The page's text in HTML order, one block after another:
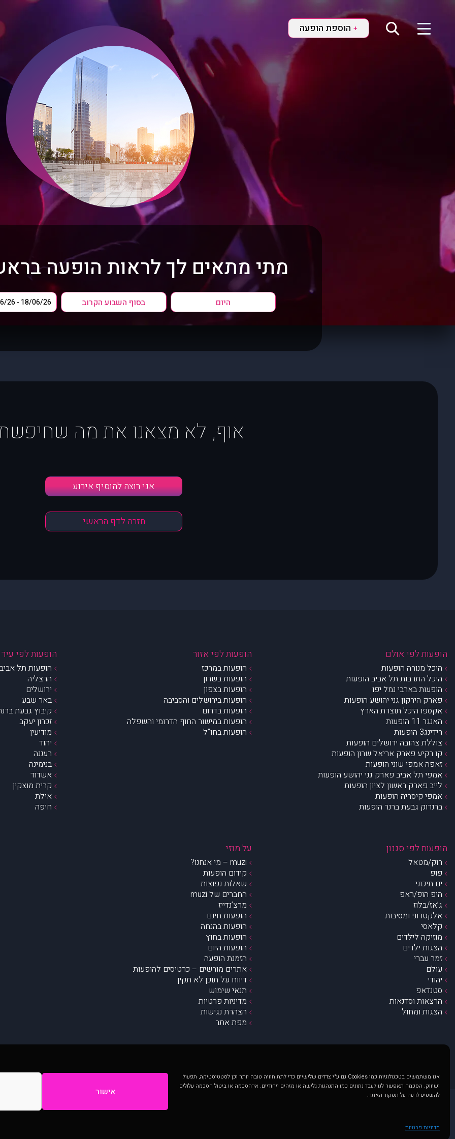
אנו משתמשים בטכנולוגיות כמו Cookies גם ע"י צדדים שלישיים כדי לתת חוויה טובה יותר וכן לסטטיסטיקה, תפעול
ושיווק. הסכמה תאפשר לנו לעבד נתונים כמו התנהגות גלישה או מזהים ייחודיים. אי־הסכמה או ביטול הסכמה עלולים
להשפיע לרעה על תפקוד האתר.
אישור
מדיניות פרטיות
+ הוספת הופעה
מתי מתאים לך לראות הופעה
היום בסוף השבוע הקרוב
אוף, לא מצאנו את מה
אני רוצה להוסיף אירוע
חזרה לדף הראשי
הופעות לפי אולם
היכל מנורה הופעות
היכל התרבות תל אביב הופעות
הופעות בארבי נמל יפו
פארק הירקון גני יהושע הופעות
אקספו היכל תוצרת הארץ
האנגר 11 הופעות
רידינג3 הופעות
צוללת צהובה ירושלים הופעות
קו רקיע פארק אריאל שרון הופעות
זאפה אמפי שוני הופעות
אמפי תל אביב פארק גני יהושע הופעות
לייב פארק ראשון לציון הופעות
אמפי קיסריה הופעות
ברנרוק גבעת ברנר הופעות
הופעות לפי אזור
הופעות במרכז
הופעות בשרון
הופעות בצפון
הופעות בירושלים והסביבה
הופעות בדרום
הופעות במישור החוף הדרומי והשפלה
הופעות בחו”ל
הופעות לפי עיר
הופעות תל
הרצליה
ירושלים
באר שבע
קיבוץ גבעת
זכרון יעקב
מודיעין
יהוד
רעננה
בנימינה
אשדוד
קרית מוצקין
אילת
חיפה
הופעות לפי סגנון
רוק/מטאל
פופ
ים תיכוני
היפ הופ/ראפ
ג’אז/בלוז
אלקטרוני ומסיבות
קלאסי
מוזיקה לילדים
הצגות ילדים
זמר עברי
עולם
יהודי
סטנדאפ
הרצאות וסדנאות
הצגות ומחול
על מוזי
muzi – מי אנחנו?
קידום הופעות
שאלות נפוצות
החברים של muzi
מרצ’נדייז
הופעות חינם
הופעות בהנחה
הופעות בחוץ
הופעות היום
הזמנת הופעה
אתרים מורשים – כרטיסים להופעות
דיווח על תוכן לא תקין
תנאי שימוש
מדיניות פרטיות
הצהרת נגישות
מפת אתר